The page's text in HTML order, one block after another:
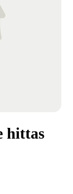
hittas